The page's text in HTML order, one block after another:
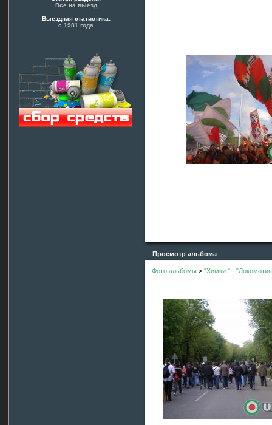
Все на выезд
Выездная статистика:
с 1981 года
Просмотр альбома
Фото альбомы > "Химки " -